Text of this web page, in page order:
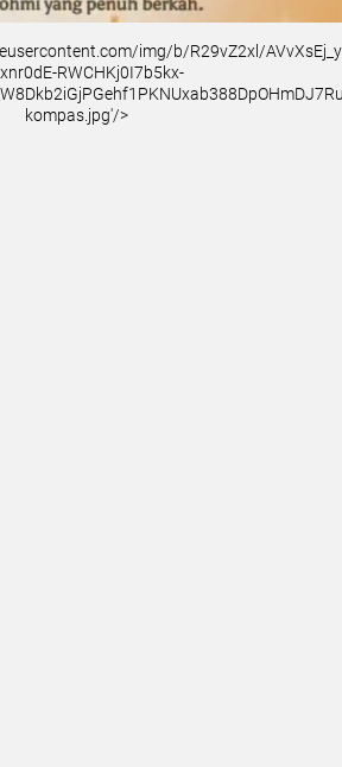
img/b/R29vZ2xl/
RWCHKj0I7b5kx-
kompas.jpg'/>